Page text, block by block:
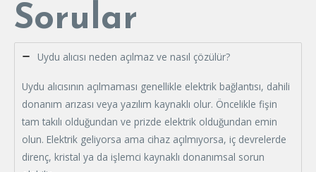
Sorular
Uydu alıcısı neden açılmaz ve nasıl çözülür?
Uydu alıcısının açılmaması genellikle elektrik bağlantısı, dahili
donanım arızası veya yazılım kaynaklı olur. Öncelikle fişin
tam takılı olduğundan ve prizde elektrik olduğundan emin
olun. Elektrik geliyorsa ama cihaz açılmıyorsa, iç devrelerde
direnç, kristal ya da işlemci kaynaklı donanımsal sorun